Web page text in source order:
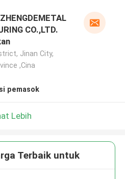
CO.,LTD.
Jinan City,
,Cina
pemasok
Lebih
Terbaik untuk